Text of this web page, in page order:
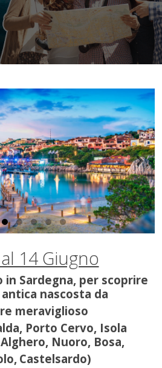
14 Giugno
in Sardegna, per scoprire
nascosta da
meraviglioso
Porto Cervo, Isola
Nuoro, Bosa,
Castelsardo)